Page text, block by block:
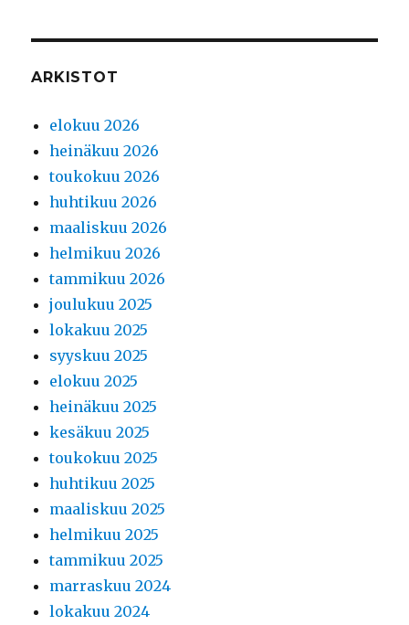
ARKISTOT
elokuu 2026
heinäkuu 2026
toukokuu 2026
huhtikuu 2026
maaliskuu 2026
helmikuu 2026
tammikuu 2026
joulukuu 2025
lokakuu 2025
syyskuu 2025
elokuu 2025
heinäkuu 2025
kesäkuu 2025
toukokuu 2025
huhtikuu 2025
maaliskuu 2025
helmikuu 2025
tammikuu 2025
marraskuu 2024
lokakuu 2024